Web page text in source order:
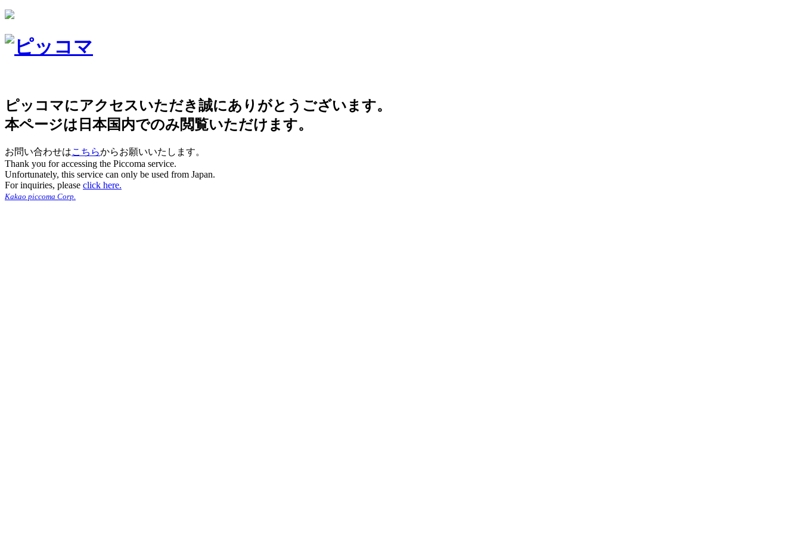
ピッコマにアクセスいただき誠にありがとうございます。
本ページは日本国内でのみ閲覧いただけます。
お問い合わせはこちらからお願いいたします。
Thank you for accessing the Piccoma service.
Unfortunately, this service can only be used from Japan.
For inquiries, please click here.
Kakao piccoma Corp.